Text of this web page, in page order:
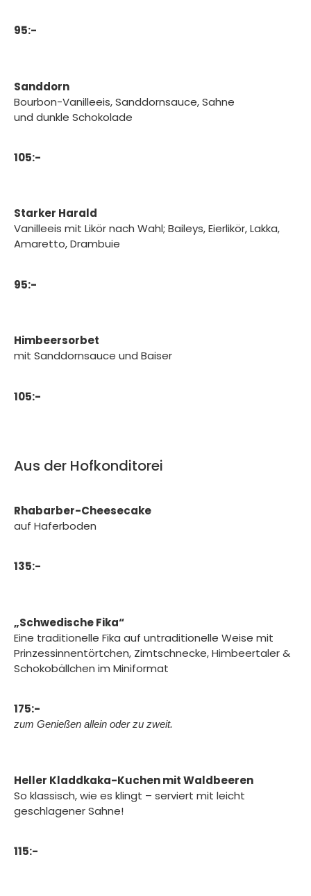
95:-
Sanddorn
Bourbon-Vanilleeis, Sanddornsauce, Sahne
und dunkle Schokolade
105:-
Starker Harald
Vanilleeis mit Likör nach Wahl; Baileys, Eierlikör, Lakka,
Amaretto, Drambuie
95:-
Himbeersorbet
mit Sanddornsauce und Baiser
105:-
Aus der Hofkonditorei
Rhabarber-Cheesecake
auf Haferboden
135:-
„Schwedische Fika“
Eine traditionelle Fika auf untraditionelle Weise mit
Prinzessinnentörtchen, Zimtschnecke, Himbeertaler &
Schokobällchen im Miniformat
175:-
zum Genießen allein oder zu zweit.
Heller Kladdkaka-Kuchen mit Waldbeeren
So klassisch, wie es klingt – serviert mit leicht
geschlagener Sahne!
115:-